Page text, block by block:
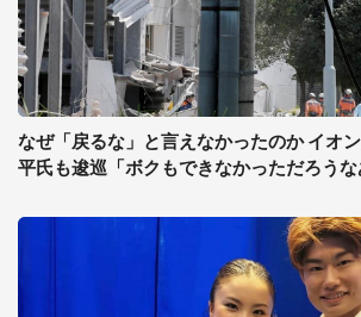
なぜ「戻るな」と言えなかったのか イオ
平氏も逡巡「ボクもできなかっただろうな